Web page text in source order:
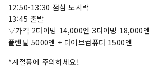
12:50-13:30 점심 도시락
13:45 출발
▽가격 2다이빙 14,000엔 3다이빙 18,000엔
풀렌탈 5000엔 + 다이브컴퓨터 1500엔
*계절풍에 주의하세요!